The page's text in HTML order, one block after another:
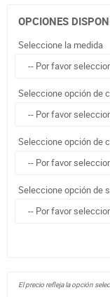
OPCIONES
Seleccione la medida
Seleccione opción de
Seleccione opción de
Seleccione opción de
El precio refleja la opción